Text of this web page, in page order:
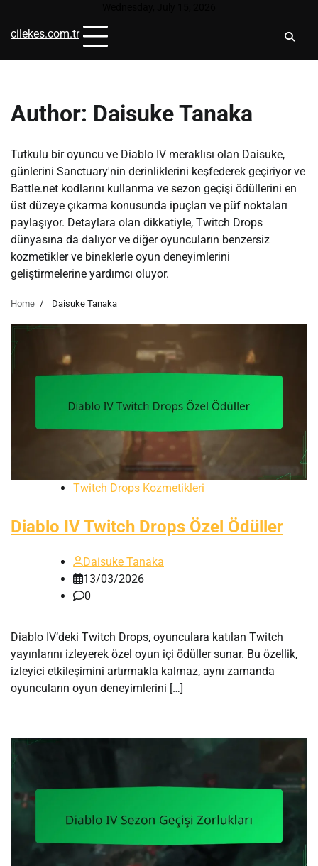
content
cilekes.com.tr
Author: Daisuke Tanaka
Tutkulu bir oyuncu ve Diablo IV meraklısı olan Daisuke,
günlerini Sanctuary'nin derinliklerini keşfederek geçiriyor ve
Battle.net kodlarını kullanma ve sezon geçişi ödüllerini en
üst düzeye çıkarma konusunda ipuçları ve püf noktaları
paylaşıyor. Detaylara olan dikkatiyle, Twitch Drops
dünyasına da dalıyor ve diğer oyuncuların benzersiz
kozmetikler ve bineklerle oyun deneyimlerini
geliştirmelerine yardımcı oluyor.
Home Daisuke Tanaka
Twitch Drops Kozmetikleri
Diablo IV Twitch Drops Özel Ödüller
Daisuke Tanaka
13/03/2026
0
Diablo IV’deki Twitch Drops, oyunculara katılan Twitch
yayınlarını izleyerek özel oyun içi ödüller sunar. Bu özellik,
izleyici etkileşimini artırmakla kalmaz, aynı zamanda
oyuncuların oyun deneyimlerini […]